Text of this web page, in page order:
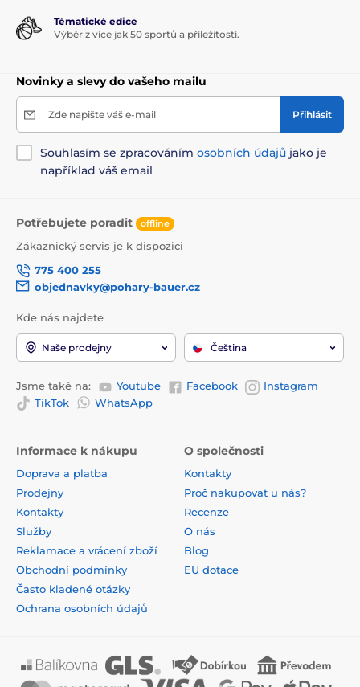
Tématické edice
Výběr z více jak 50 sportů a příležitostí.
Novinky a slevy do vašeho mailu
Zde napište váš e-mail Přihlásit
Souhlasím se zpracováním osobních údajů jako je
například váš email
Potřebujete poradit offline
Zákaznický servis je k dispozici
775 400 255
objednavky@pohary-bauer.cz
Kde nás najdete
Naše prodejny Čeština
Jsme také na: Youtube Facebook
Instagram
TikTok
WhatsApp
Informace k nákupu
Doprava a platba
Prodejny
Kontakty
Služby
Reklamace a vrácení zboží
Obchodní podmínky
Často kladené otázky
Ochrana osobních údajů
O společnosti
Kontakty
Proč nakupovat u nás?
Recenze
O nás
Blog
EU dotace